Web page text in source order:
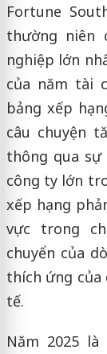
Fortune
thường niên
nghiệp lớn
của năm tài
bảng xếp
câu chuyện
thông qua
công ty lớn
xếp hạng
vực trong
chuyển của
thích ứng
tế.
Năm 2025